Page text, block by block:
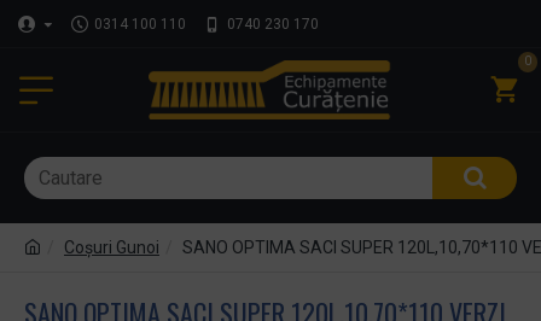
0314 100 110 0740 230 170
0
Coşuri Gunoi SANO OPTIMA SACI SUPER 120L,10,70*110
SANO OPTIMA SACI SUPER 120L,10,70*110 VERZI